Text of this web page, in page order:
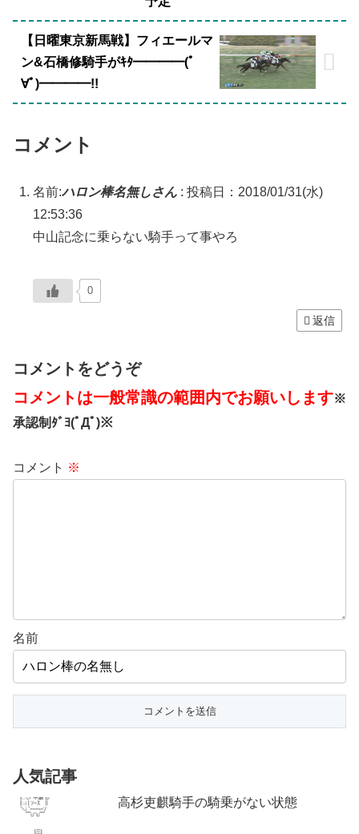
【日曜東京新馬戦】フィエールマ
ン&石橋修騎手がｷﾀ━━━━(ﾟ
∀ﾟ)━━━━!!
コメント
名前:ハロン棒名無しさん : 投稿日：2018/01/31(水)
12:53:36
中山記念に乗らない騎手って事やろ
0
返信
コメントをどうぞ
コメントは一般常識の範囲内でお願いします※
承認制ﾀﾞﾖ(ﾟДﾟ)※
コメント ※
名前
人気記事
高杉吏麒騎手の騎乗がない状態